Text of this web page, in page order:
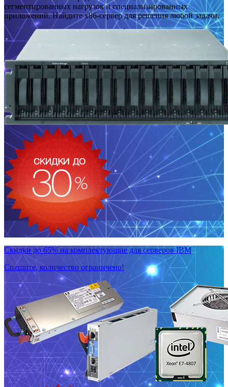
сегментированных нагрузок и специализированных
приложений. Найдите x86-сервер для решения любой задачи.
Скидки до 65% на комплектующие для серверов IBM
Спешите, количество ограничено!